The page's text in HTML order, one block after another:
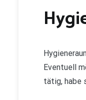
Eventuell
tätig, habe